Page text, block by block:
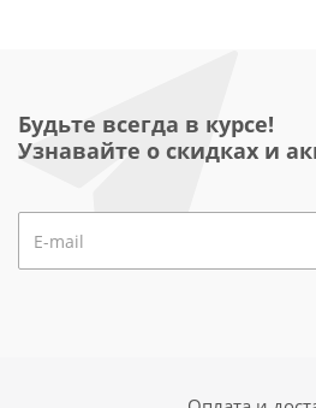
Будьте всегда в курсе!
Узнавайте о скидках и